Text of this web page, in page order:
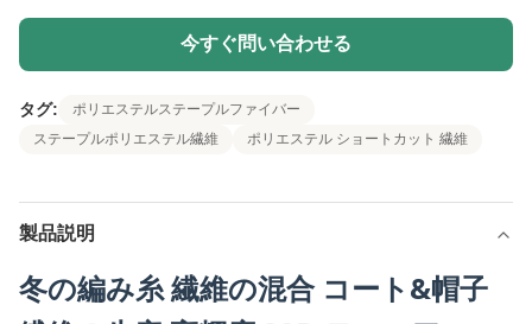
今すぐ問い合わせる
タグ:
ポリエステルステープルファイバー
ステープルポリエステル繊維
ポリエステル ショートカット 繊維
製品説明
冬の編み糸 繊維の混合 コート&帽子